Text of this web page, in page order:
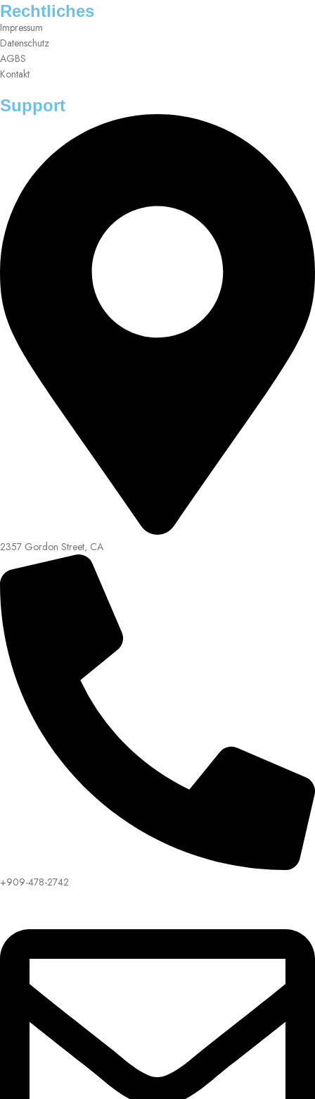
Rechtliches
Impressum
Datenschutz
AGBS
Kontakt
Support
2357 Gordon Street, CA
+909-478-2742